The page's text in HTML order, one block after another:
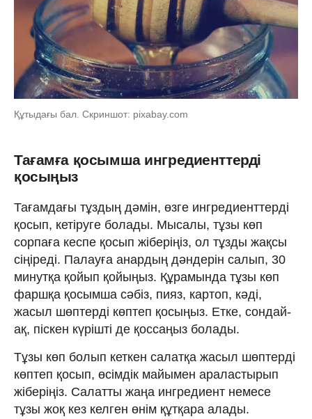
Құтыдағы бал. Скриншот: pixabay.com
Тағамға қосымша ингредиенттерді
қосыңыз
Тағамдағы тұздың дәмін, өзге ингредиенттерді
қосып, кетіруге болады. Мысалы, тұзы көп
сорпаға кеспе қосып жіберіңіз, ол тұзды жақсы
сіңіреді. Палауға анардың дәндерін салып, 30
минутқа қойып қойыңыз. Құрамында тұзы көп
фаршқа қосымша сәбіз, пияз, картоп, кәді,
жасыл шөптерді көптеп қосыңыз. Етке, сондай-
ақ, піскен күрішті де қоссаңыз болады.
Тұзы көп болып кеткен салатқа жасыл шөптерді
көптеп қосып, өсімдік майымен араластырып
жіберіңіз. Салатты жаңа ингредиент немесе
тұзы жоқ кез келген өнім құтқара алады.